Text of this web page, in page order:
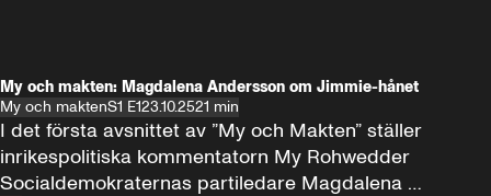
My och makten: Magdalena Andersson om Jimmie-hånet
My och maktenS1 E123.10.2521 min
I det första avsnittet av ”My och Makten” ställer
inrikespolitiska kommentatorn My Rohwedder
Socialdemokraternas partiledare Magdalena